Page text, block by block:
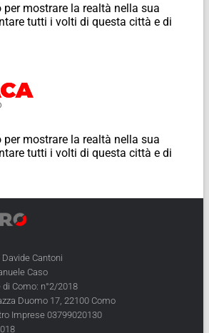
mostrare la realtà nella sua
tutti i volti di questa città e di
mostrare la realtà nella sua
tutti i volti di questa città e di
Cantoni
Caso
Como: n°2/2018
Duomo 17, 22100 Como
Imprese 03799020130